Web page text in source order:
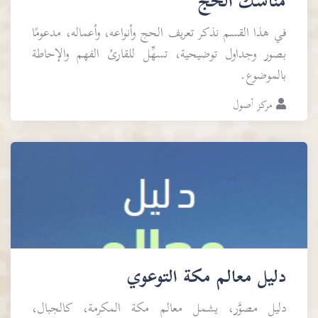
في هذا القسم نذكر تعريف الحج وأنواعه، وأعماله، مدعومًا
بصور وجداول توضيحية، تسهِّل للقارئ الفهم والإحاطة
بالموضوع.
مركز أصول
دليل معالم مكة التوعوي
دليل مصوَّر، يشمل معالم مكة المكرمة، كالجبال،